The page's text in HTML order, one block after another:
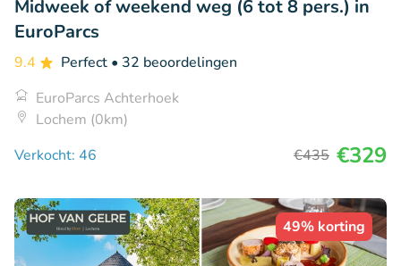
Midweek of weekend weg (6 tot 8 pers.) in
EuroParcs
9.4 Perfect • 32 beoordelingen
EuroParcs Achterhoek
Lochem (0km)
Verkocht: 46
€435 €329
49% korting